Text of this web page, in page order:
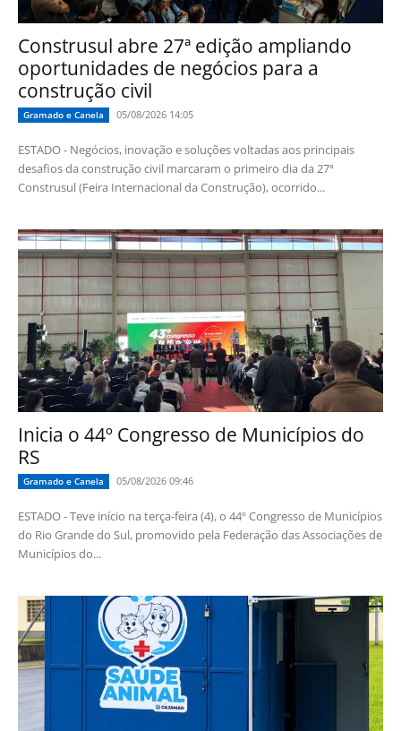
Construsul abre 27ª edição ampliando
oportunidades de negócios para a
construção civil
Gramado e Canela 05/08/2026 14:05
ESTADO - Negócios, inovação e soluções voltadas aos principais
desafios da construção civil marcaram o primeiro dia da 27ª
Construsul (Feira Internacional da Construção), ocorrido...
Inicia o 44º Congresso de Municípios do
RS
Gramado e Canela 05/08/2026 09:46
ESTADO - Teve início na terça-feira (4), o 44º Congresso de Municípios
do Rio Grande do Sul, promovido pela Federação das Associações de
Municípios do...